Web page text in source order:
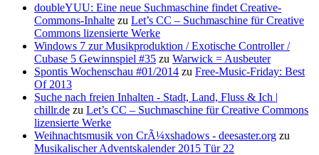
doubleYUU: Eine neue Suchmaschine findet Creative-
Commons-Inhalte zu Let’s CC – Suchmaschine für Creative
Commons lizensierte Werke
Windows 7 zur Musikproduktion / Exotische Controller /
Cubase 5 Gewinnspiel #35 zu Warwick = Ausbeuter
Spontis Wochenschau #01/2014 zu Free-Music-Friday: Best
Of 2013
Suche nach freien Inhalten - Stadt, Land, Fluss & Ich |
chillr.de zu Let’s CC – Suchmaschine für Creative Commons
lizensierte Werke
Weihnachtsmusik von CrÃ¼xshadows - deesaster.org zu
Musikalischer Adventskalender 2015 Tür 22